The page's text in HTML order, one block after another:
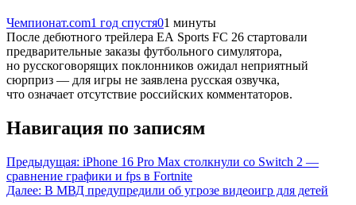
Чемпионат.com1 год спустя01 минуты
После дебютного трейлера EA Sports FC 26 стартовали
предварительные заказы футбольного симулятора,
но русскоговорящих поклонников ожидал неприятный
сюрприз — для игры не заявлена русская озвучка,
что означает отсутствие российских комментаторов.
Навигация по записям
Предыдущая: iPhone 16 Pro Max столкнули со Switch 2 —
сравнение графики и fps в Fortnite
Далее: В МВД предупредили об угрозе видеоигр для детей